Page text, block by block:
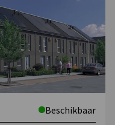
Beschikbaar